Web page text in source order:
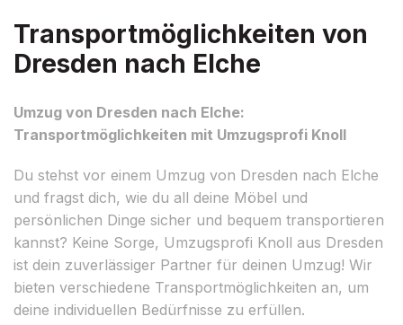
Transportmöglichkeiten von
Dresden nach Elche
Umzug von Dresden nach Elche:
Transportmöglichkeiten mit Umzugsprofi Knoll
Du stehst vor einem Umzug von Dresden nach Elche
und fragst dich, wie du all deine Möbel und
persönlichen Dinge sicher und bequem transportieren
kannst? Keine Sorge, Umzugsprofi Knoll aus Dresden
ist dein zuverlässiger Partner für deinen Umzug! Wir
bieten verschiedene Transportmöglichkeiten an, um
deine individuellen Bedürfnisse zu erfüllen.